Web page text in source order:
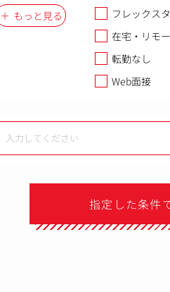
もっと見る
フレックス
在宅・リモ
転勤なし
Web面接
指定した条件